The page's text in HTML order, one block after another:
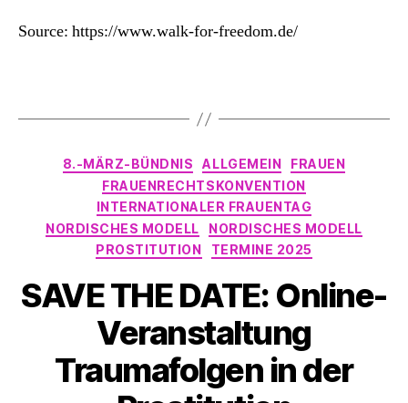
Source: https://www.walk-for-freedom.de/
Kategorien
8.-MÄRZ-BÜNDNIS ALLGEMEIN
FRAUEN
FRAUENRECHTSKONVENTION
INTERNATIONALER FRAUENTAG
NORDISCHES MODELL
NORDISCHES MODELL
PROSTITUTION
TERMINE 2025
SAVE THE DATE: Online-
Veranstaltung
Traumafolgen in der